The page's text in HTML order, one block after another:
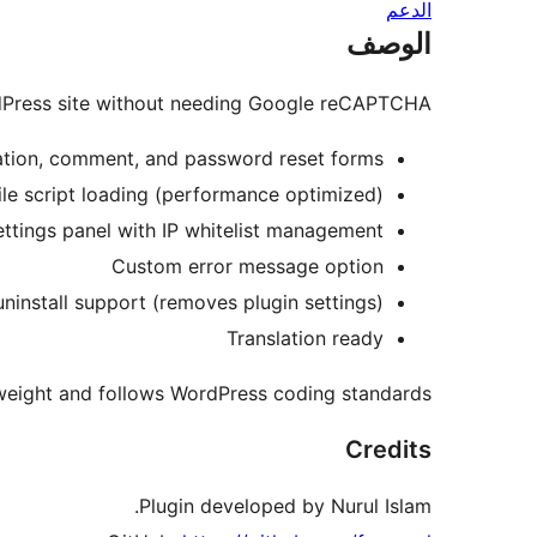
الدعم
الوصف
site without needing Google reCAPTCHA.
comment, and password reset forms
script loading (performance optimized)
panel with IP whitelist management
Custom error message option
support (removes plugin settings)
Translation ready
and follows WordPress coding standards.
Credits
Plugin developed by Nurul Islam.